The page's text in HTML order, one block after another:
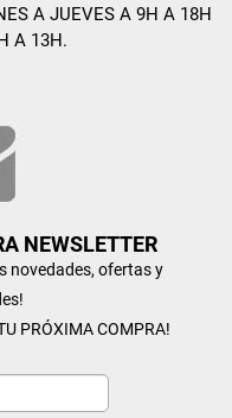
A JUEVES A 9H A 18H
A 13H.
NEWSLETTER
novedades, ofertas y
PRÓXIMA COMPRA!